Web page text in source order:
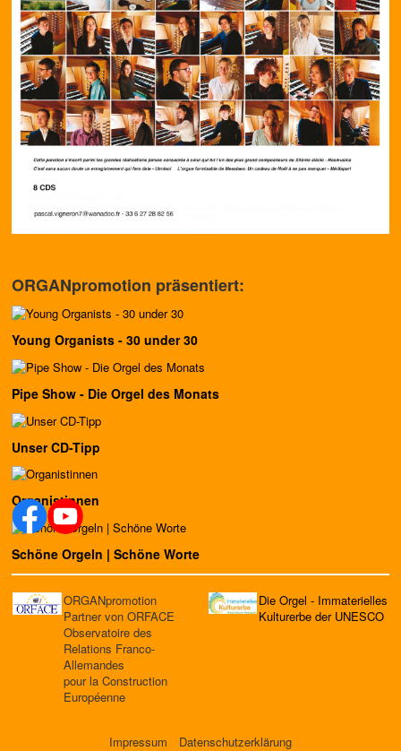
ORGANpromotion präsentiert:
Young Organists - 30 under 30
Pipe Show - Die Orgel des Monats
Unser CD-Tipp
Organistinnen
Schöne Orgeln | Schöne Worte
ORGANpromotion
Partner von ORFACE
Observatoire des
Relations Franco-
Allemandes
pour la Construction
Européenne
Die Orgel - Immaterielles
Kulturerbe der UNESCO
Impressum
Datenschutzerklärung